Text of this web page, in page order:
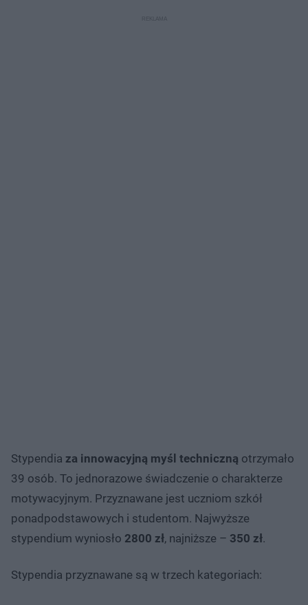
Stypendia za innowacyjną myśl techniczną otrzymało
39 osób. To jednorazowe świadczenie o charakterze
motywacyjnym. Przyznawane jest uczniom szkół
ponadpodstawowych i studentom. Najwyższe
stypendium wyniosło 2800 zł, najniższe – 350 zł.
Stypendia przyznawane są w trzech kategoriach: